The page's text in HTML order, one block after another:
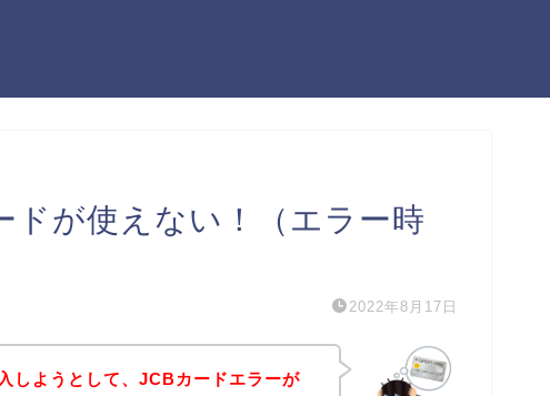
ドが使えない！（エラー時
2022年8月17日
しようとして、JCBカードエラーが